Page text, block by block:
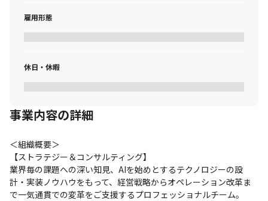
雇用形態
休日・休暇
事業内容の詳細
＜組織概要＞
【ストラテジー＆コンサルティング】
業界毎の課題への深い知見、AIを始めとするテクノロジーの設
計・実装ノウハウをもって、経営戦略からオペレーション改革ま
で一気通貫での変革をご支援するプロフェッショナルチーム。